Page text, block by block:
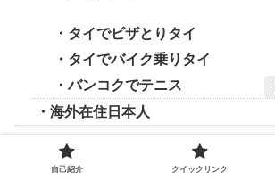
タイでビザとりタイ
タイでバイク乗りタイ
バンコクでテニス
海外在住日本人
Expats in BKK
自己紹介 クイックリンク